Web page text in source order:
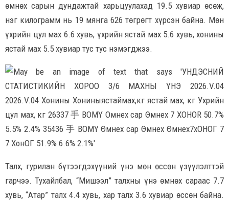
өмнөх сарын дундажтай харьцуулахад 19.5 хувиар өсөж,
нэг килограмм нь 19 мянга 626 төгрөгт хүрсэн байна. Мөн
үхрийн цул мах 6.6 хувь, үхрийн ястай мах 5.6 хувь, хонины
ястай мах 5.5 хувиар тус тус нэмэгджээ.
Талх, гурилан бүтээгдэхүүний үнэ мөн өссөн үзүүлэлттэй
гарчээ. Тухайлбал, “Мишээл” талхны үнэ өмнөх сараас 7.7
хувь, “Атар” талх 4.4 хувь, хар талх 3.6 хувиар өссөн байна.